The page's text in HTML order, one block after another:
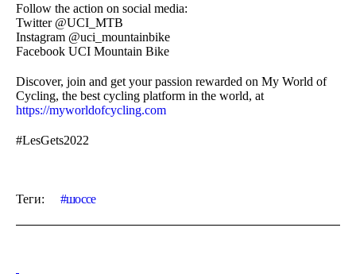
Follow the action on social media:
Twitter @UCI_MTB
Instagram @uci_mountainbike
Facebook UCI Mountain Bike
Discover, join and get your passion rewarded on My World of
Cycling, the best cycling platform in the world, at
https://myworldofcycling.com
#LesGets2022
Теги: шоссе